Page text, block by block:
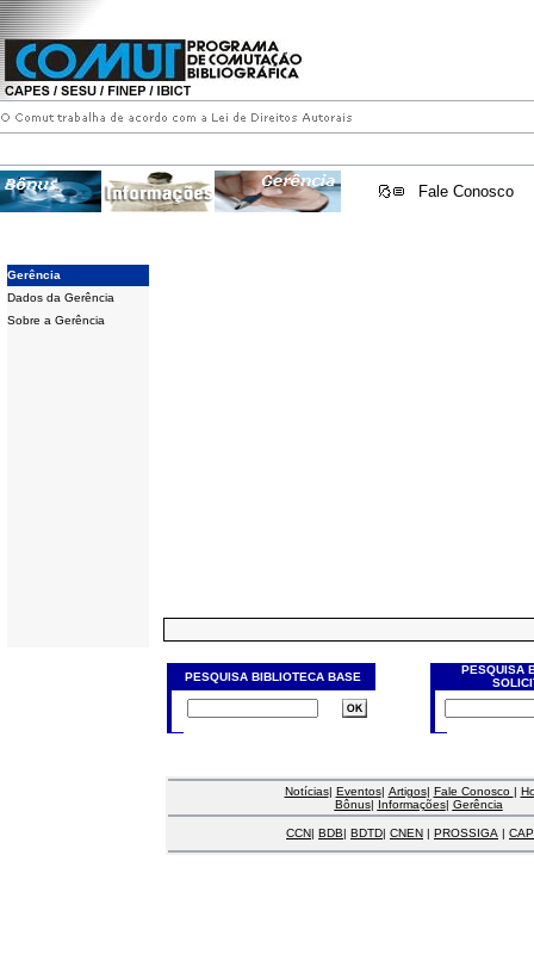
Fale Conosco
Gerência
Dados da Gerência
Sobre a Gerência
PESQUISA BIBLIOTECA BASE
PESQUISA
Notícias| Eventos| Artigos| Fale Conosco |
Bônus| Informações| Gerência
CCN| BDB| BDTD| CNEN | PROSSIGA |